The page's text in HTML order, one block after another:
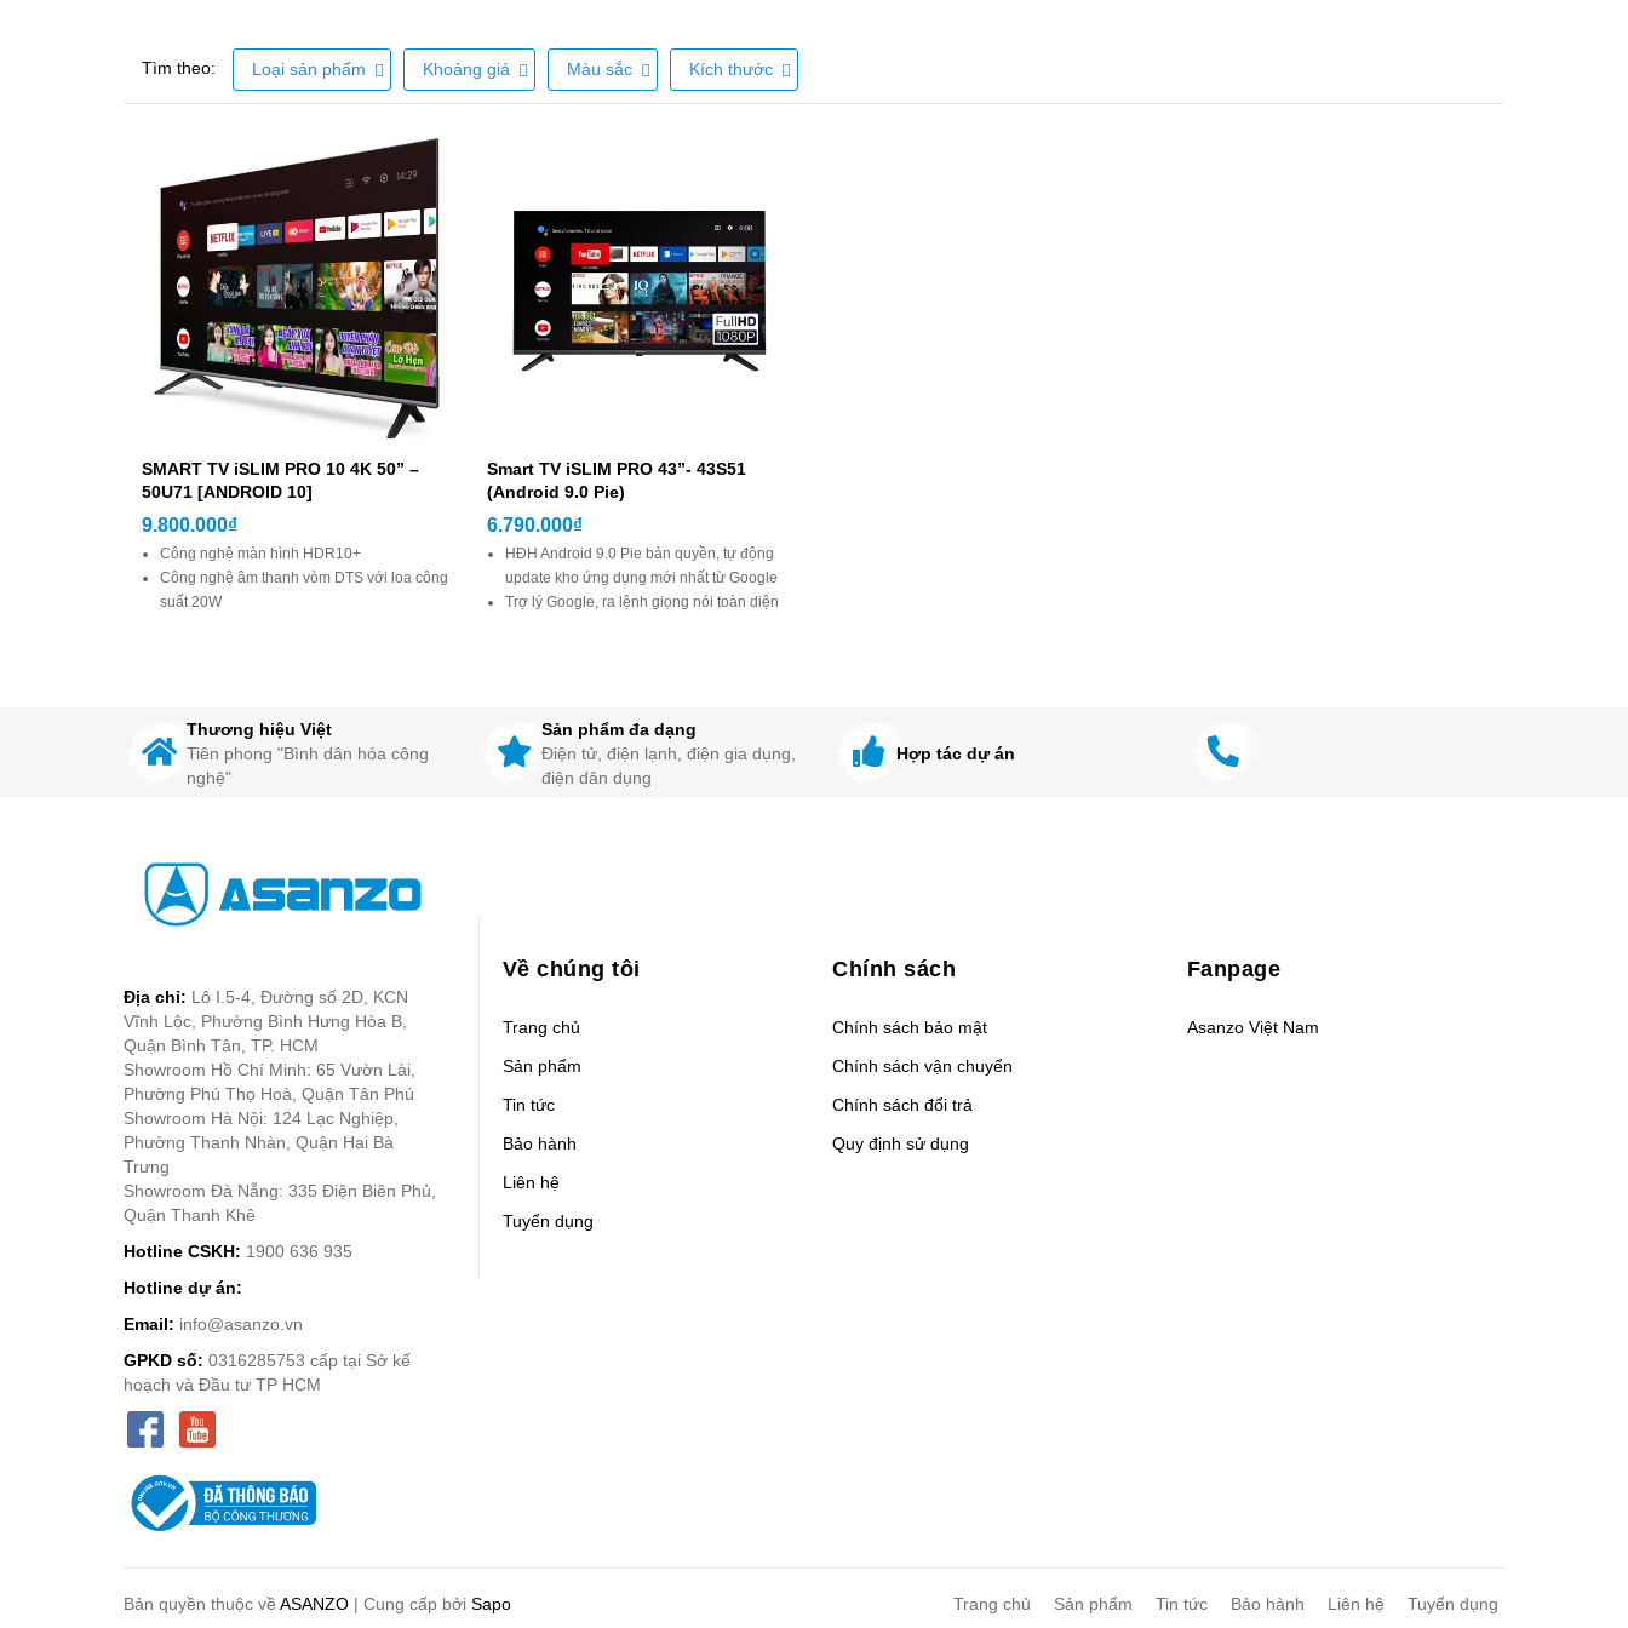
Tìm theo: Loại sản phẩm Khoảng giá Màu sắc Kích thước
SMART TV iSLIM PRO 10 4K 50” –
50U71 [ANDROID 10]
9.800.000₫
Công nghệ màn hình HDR10+
Công nghệ âm thanh vòm DTS với loa công
suất 20W
Smart TV iSLIM PRO 43”- 43S51
(Android 9.0 Pie)
6.790.000₫
HĐH Android 9.0 Pie bản quyền, tự động
update kho ứng dụng mới nhất từ Google
Trợ lý Google, ra lệnh giọng nói toàn diện
Youtube tự động update phiên bản, khắc
khục hoàn toàn lỗi cập nhật
Thương hiệu Việt
Tiên phong "Bình dân hóa công
nghệ"
Sản phẩm đa dạng
Điện tử, điện lạnh, điện gia dụng,
điện dân dụng
Hợp tác dự án
Địa chỉ: Lô I.5-4, Đường số 2D, KCN
Vĩnh Lộc, Phường Bình Hưng Hòa B,
Quận Bình Tân, TP. HCM
Showroom Hồ Chí Minh: 65 Vườn Lài,
Phường Phú Thọ Hoà, Quận Tân Phú
Showroom Hà Nội: 124 Lạc Nghiệp,
Phường Thanh Nhàn, Quận Hai Bà
Trưng
Showroom Đà Nẵng: 335 Điện Biên Phủ,
Quận Thanh Khê
Hotline CSKH: 1900 636 935
Hotline dự án:
Email: info@asanzo.vn
GPKD số: 0316285753 cấp tại Sở kế
hoạch và Đầu tư TP HCM
Về chúng tôi
Trang chủ
Sản phẩm
Tin tức
Bảo hành
Liên hệ
Tuyển dụng
Chính sách
Chính sách bảo mật
Chính sách vận chuyển
Chính sách đổi trả
Quy định sử dụng
Fanpage
Asanzo Việt Nam
Bản quyền thuộc về ASANZO | Cung cấp bởi Sapo Trang chủ Sản phẩm Tin tức Bảo hành Liên hệ Tuyển dụng